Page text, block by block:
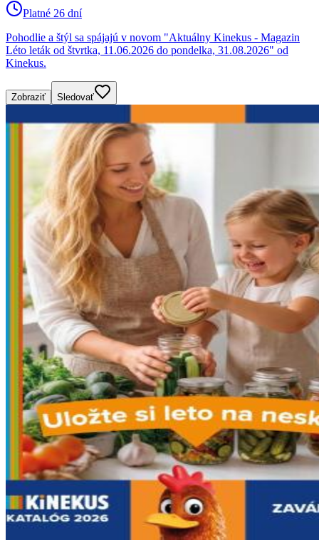
Platné 26 dní
Pohodlie a štýl sa spájajú v novom "Aktuálny Kinekus - Magazin
Léto leták od štvrtka, 11.06.2026 do pondelka, 31.08.2026" od
Kinekus.
Zobraziť Sledovať